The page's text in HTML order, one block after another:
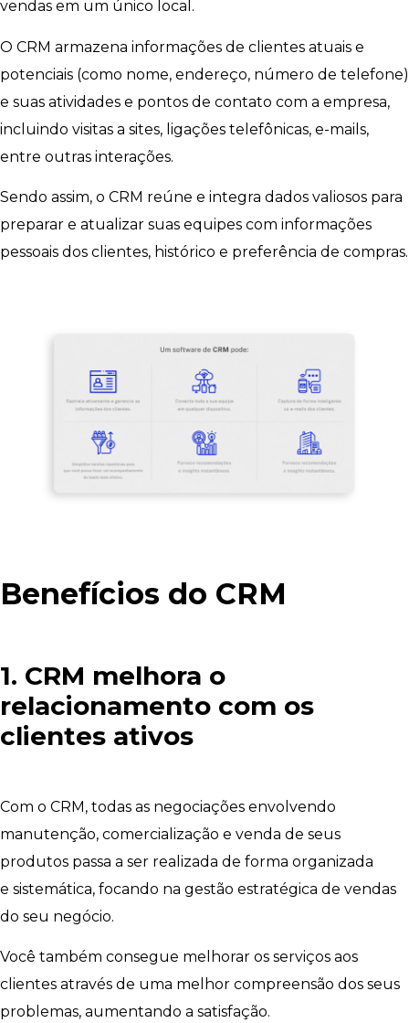
vendas em um único local.
O CRM armazena informações de clientes atuais e
potenciais (como nome, endereço, número de telefone)
e suas atividades e pontos de contato com a empresa,
incluindo visitas a sites, ligações telefônicas, e-mails,
entre outras interações.
Sendo assim, o CRM reúne e integra dados valiosos para
preparar e atualizar suas equipes com informações
pessoais dos clientes, histórico e preferência de compras.
Benefícios do CRM
1. CRM melhora o
relacionamento com os
clientes ativos
Com o CRM, todas as negociações envolvendo
manutenção, comercialização e venda de seus
produtos passa a ser realizada de forma organizada
e sistemática, focando na gestão estratégica de vendas
do seu negócio.
Você também consegue melhorar os serviços aos
clientes através de uma melhor compreensão dos seus
problemas, aumentando a satisfação.